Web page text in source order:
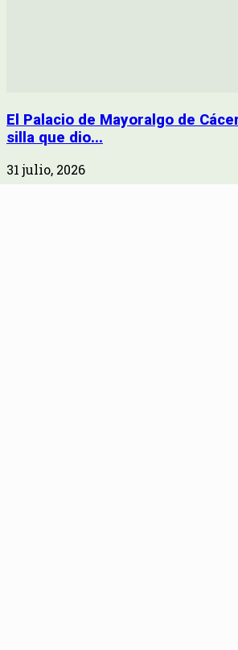
El Palacio de Mayoralgo de
silla que dio...
31 julio, 2026